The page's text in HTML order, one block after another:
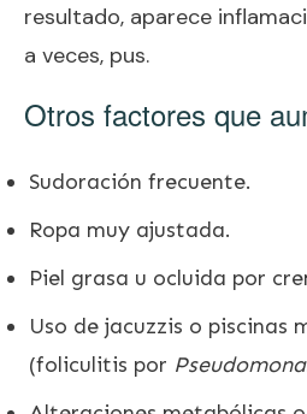
resultado, aparece
a veces, pus.
Otros factores que
Sudoración frecuente.
Ropa muy ajustada.
Piel grasa u ocluida por
Uso de jacuzzis o piscinas
(foliculitis por